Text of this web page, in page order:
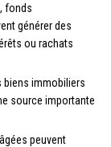
fonds
générer des
ou rachats
biens immobiliers
source importante
peuvent